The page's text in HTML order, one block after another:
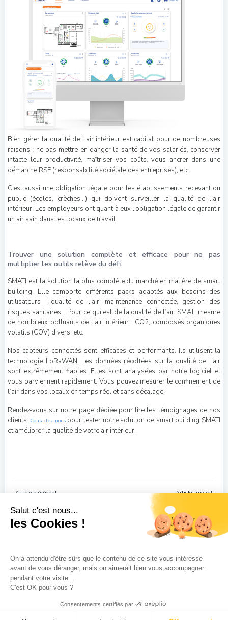
Bien gérer la qualité de l’air intérieur est capital pour de nombreuses
raisons : ne pas mettre en danger la santé de vos salariés, conserver
intacte leur productivité, maîtriser vos coûts, vous ancrer dans une
démarche RSE (responsabilité sociétale des entreprises), etc.
C’est aussi une obligation légale pour les établissements recevant du
public (écoles, crèches…) qui doivent surveiller la qualité de l’air
intérieur. Les employeurs ont quant à eux l’obligation légale de garantir
un air sain dans les locaux de travail.
Trouver une solution complète et efficace pour ne pas
multiplier les outils relève du défi.
SMATI est la solution la plus complète du marché en matière de smart
building. Elle comporte différents packs adaptés aux besoins des
utilisateurs : qualité de l’air, maintenance connectée, gestion des
risques sanitaires… Pour ce qui est de la qualité de l’air, SMATI mesure
de nombreux polluants de l’air intérieur : CO2, composés organiques
volatils (COV) divers, etc.
Nos capteurs connectés sont efficaces et performants. Ils utilisent la
technologie LoRaWAN. Les données récoltées sur la qualité de l’air
sont extrêmement fiables. Elles sont analysées par notre logiciel et
vous parviennent rapidement. Vous pouvez mesurer le confinement de
l’air dans vos locaux en temps réel et sans décalage.
Rendez-vous sur notre page dédiée pour lire les témoignages de nos
clients. Contactez-nouspour tester notre solution de smart building SMATI
et améliorer la qualité de votre air intérieur.
Navigation
l’article
Article précédent
Navigation
Article suivant
Salut c'est nous...
les Cookies !
On a attendu d'être sûrs que le contenu de ce site vous intéresse
avant de vous déranger, mais on aimerait bien vous accompagner
pendant votre visite...
C'est OK pour vous ?
Consentements certifiés par